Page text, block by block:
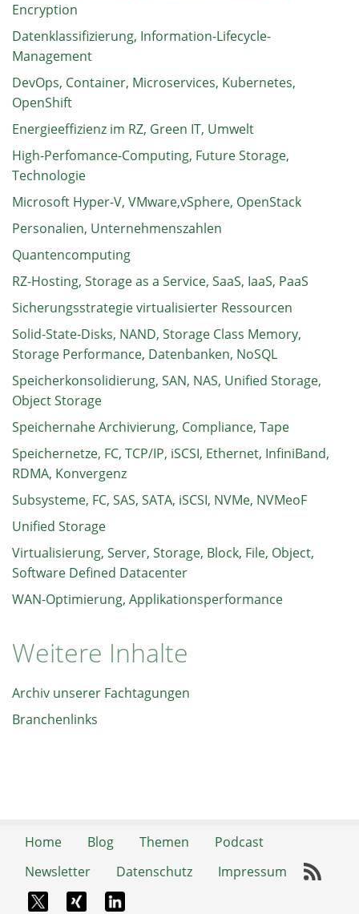
Encryption
Datenklassifizierung, Information-Lifecycle-
Management
DevOps, Container, Microservices, Kubernetes,
OpenShift
Energieeffizienz im RZ, Green IT, Umwelt
High-Perfomance-Computing, Future Storage,
Technologie
Microsoft Hyper-V, VMware,vSphere, OpenStack
Personalien, Unternehmenszahlen
Quantencomputing
RZ-Hosting, Storage as a Service, SaaS, IaaS, PaaS
Sicherungsstrategie virtualisierter Ressourcen
Solid-State-Disks, NAND, Storage Class Memory,
Storage Performance, Datenbanken, NoSQL
Speicherkonsolidierung, SAN, NAS, Unified Storage,
Object Storage
Speichernahe Archivierung, Compliance, Tape
Speichernetze, FC, TCP/IP, iSCSI, Ethernet, InfiniBand,
RDMA, Konvergenz
Subsysteme, FC, SAS, SATA, iSCSI, NVMe, NVMeoF
Unified Storage
Virtualisierung, Server, Storage, Block, File, Object,
Software Defined Datacenter
WAN-Optimierung, Applikationsperformance
Weitere Inhalte
Archiv unserer Fachtagungen
Branchenlinks
Home Blog Themen
Podcast
Newsletter
Datenschutz Impressum
X-TwitterXing